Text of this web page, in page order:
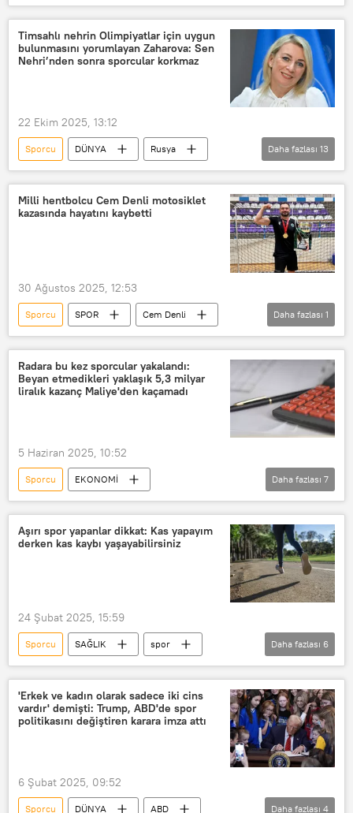
meslekten men edilme
spor
Kano
kano
Olimpiyatlar
Olimpiyat Oyunları
Timsahlı nehrin Olimpiyatlar için uygun
bulunmasını yorumlayan Zaharova: Sen
Nehri’nden sonra sporcular korkmaz
22 Ekim 2025, 13:12
Sporcu DÜNYA
Rusya
Rusya Dışişleri Bakanlığı
Mariya Zaharova
Sen Nehri
Queensland
Telegram
Fransa
Timsah
Brisbane
Daha fazlası 13
Milli hentbolcu Cem Denli motosiklet
kazasında hayatını kaybetti
30 Ağustos 2025, 12:53
Sporcu SPOR
Cem Denli
hentbol
Daha fazlası 1
Radara bu kez sporcular yakalandı:
Beyan etmedikleri yaklaşık 5,3 milyar
liralık kazanç Maliye'den kaçamadı
5 Haziran 2025, 10:52
Sporcu
EKONOMİ
Mehmet Şimşek
Hazine ve Maliye Bakanlığı
Vergi borcu
Vergi kaçırma
Daha fazlası 7
Aşırı spor yapanlar dikkat: Kas yapayım
derken kas kaybı yaşayabilirsiniz
24 Şubat 2025, 15:59
Sporcu SAĞLIK
spor
Sağlıklı yaşam
koşu
Sağlıklı beslenme
Beslenme
Kas
kas sistemi
Daha fazlası 6
'Erkek ve kadın olarak sadece iki cins
vardır' demişti: Trump, ABD'de spor
politikasını değiştiren karara imza attı
6 Şubat 2025, 09:52
Sporcu DÜNYA ABD Daha fazlası 4